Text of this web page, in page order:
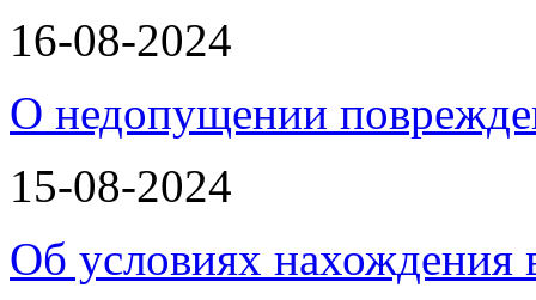
16-08-2024
О недопущении
15-08-2024
Об условиях